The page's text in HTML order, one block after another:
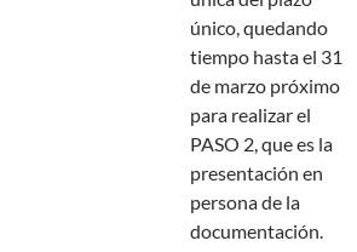
único, quedando
tiempo hasta el 31
de marzo próximo
para realizar el
PASO 2, que es la
presentación en
persona de la
documentación.